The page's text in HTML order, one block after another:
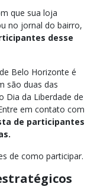
que sua loja
no jornal do bairro,
desse
Belo Horizonte é
são duas das
Dia da Liberdade de
em contato com
de participantes
de como participar.